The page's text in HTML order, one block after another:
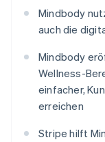
Atlas
Start-up-
Climate
CO₂-Entnahme
Mindbody
auch die
Mindbody
Wellness-
einfacher,
erreichen
Stripe hilft